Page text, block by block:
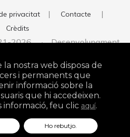
privacitat | Contacte |
Crèdits
2026 · Desenvolupament
Studio
nostra web disposa de
i permanents que
informació sobre la
que hi accedeixen.
informació, feu clic aquí.
Ho rebutjo.